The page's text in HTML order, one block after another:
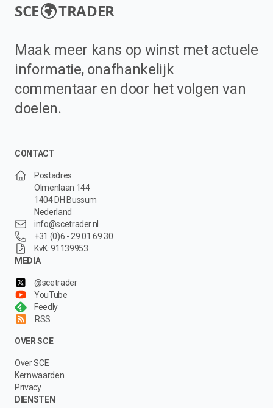
SCE TRADER
Maak meer kans op winst met actuele
informatie, onafhankelijk
commentaar en door het volgen van
doelen.
CONTACT
Postadres:
Olmenlaan 144
1404 DH Bussum
Nederland
info@scetrader.nl
+31 (0)6 - 29 01 69 30
KvK: 91139953
MEDIA
@scetrader
YouTube
Feedly
RSS
OVER SCE
Over SCE
Kernwaarden
Privacy
DIENSTEN